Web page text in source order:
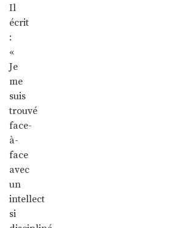
Il
écrit
:
«
Je
me
suis
trouvé
face-
à-
face
avec
un
intellect
si